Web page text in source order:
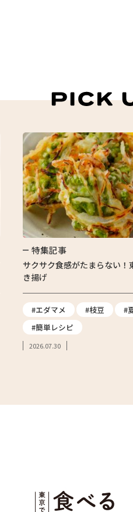
特集記事
サクサク食感がたまらない！
き揚げ
#エダマメ #枝豆
#
#簡単レシピ
2026.07.30